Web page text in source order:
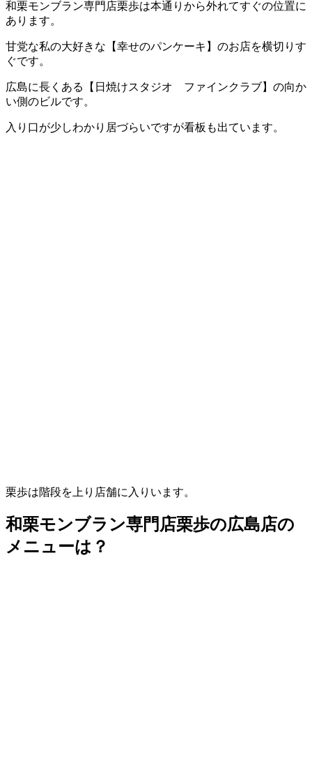
和栗モンブラン専門店栗歩は本通りから外れてすぐの位置に
あります。
甘党な私の大好きな【幸せのパンケーキ】のお店を横切りす
ぐです。
広島に長くある【日焼けスタジオ ファインクラブ】の向か
い側のビルです。
入り口が少しわかり居づらいですが看板も出ています。
栗歩は階段を上り店舗に入りいます。
和栗モンブラン専門店栗歩の広島店の
メニューは？